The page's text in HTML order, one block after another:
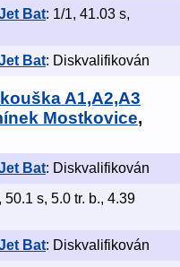
Bat: 1/1, 41.03 s,
Bat: Diskvalifikován
A1,A2,A3
Mostkovice,
Bat: Diskvalifikován
50.1 s, 5.0 tr. b., 4.39
Bat: Diskvalifikován